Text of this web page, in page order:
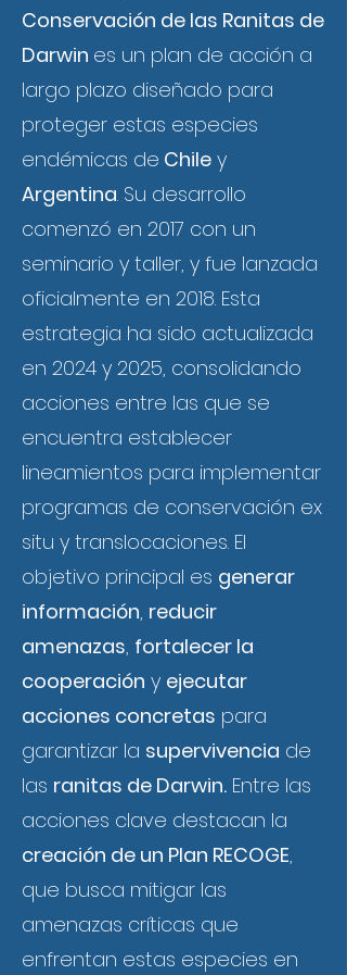
Conservación de las Ranitas de
Darwin es un plan de acción a
largo plazo diseñado para
proteger estas especies
endémicas de Chile y
Argentina. Su desarrollo
comenzó en 2017 con un
seminario y taller, y fue lanzada
oficialmente en 2018. Esta
estrategia ha sido actualizada
en 2024 y 2025, consolidando
acciones entre las que se
encuentra establecer
lineamientos para implementar
programas de conservación ex
situ y translocaciones. El
objetivo principal es generar
información, reducir
amenazas, fortalecer la
cooperación y ejecutar
acciones concretas para
garantizar la supervivencia de
las ranitas de Darwin. Entre las
acciones clave destacan la
creación de un Plan RECOGE,
que busca mitigar las
amenazas críticas que
enfrentan estas especies en